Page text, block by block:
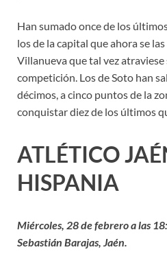
Han sumado once de los
los de la capital que ahora se
Villanueva que tal vez
competición. Los de Soto han
décimos, a cinco puntos de la
conquistar diez de los últimos
ATLÉTICO
HISPANIA
Miércoles, 28 de febrero a las
Sebastián Barajas, Jaén.